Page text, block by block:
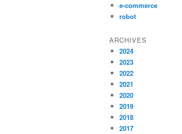
e-commerce
robot
ARCHIVES
2024
2023
2022
2021
2020
2019
2018
2017